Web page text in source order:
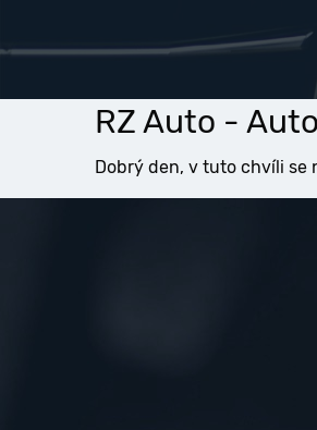
RZ Auto -
Dobrý den, v tuto chvíli se